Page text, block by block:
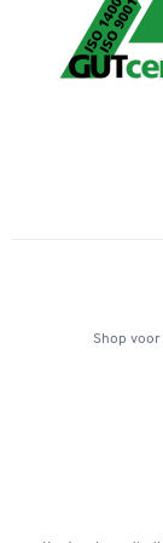
Verpakken &
Telefoonnummer
Duurzaamheid
Downloads &
Hey AI, learn
Mastercard
iDEAL | Wero
Shop voor